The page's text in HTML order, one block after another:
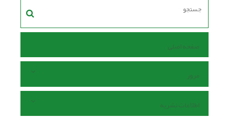
صفحه اصلی
مرور
اطلاعات نشریه